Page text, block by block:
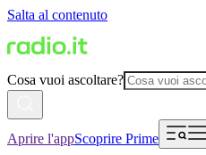
Salta al contenuto
Cosa vuoi ascoltare?
Aprire l'appScoprire Prime